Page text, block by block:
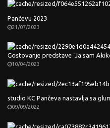
Pančevu 2023
21/07/2023
Gostovanje predstave "Ja sam
10/04/2023
studio KC Pančeva nastavlja sa
09/09/2022